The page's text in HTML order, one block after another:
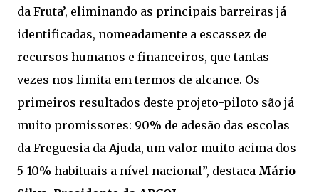
da Fruta’, eliminando as principais barreiras já
identificadas, nomeadamente a escassez de
recursos humanos e financeiros, que tantas
vezes nos limita em termos de alcance. Os
primeiros resultados deste projeto-piloto são já
muito promissores: 90% de adesão das escolas
da Freguesia da Ajuda, um valor muito acima dos
5-10% habituais a nível nacional”, destaca Mário